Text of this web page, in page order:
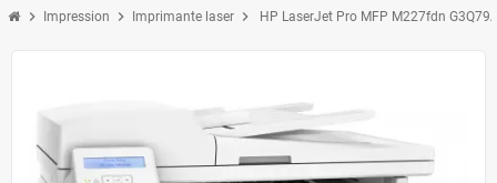
chevron_right Impression chevron_right Imprimante laser chevron_right HP LaserJet Pro MFP M227fdn